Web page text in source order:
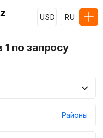
USD RU
по запросу
Районы